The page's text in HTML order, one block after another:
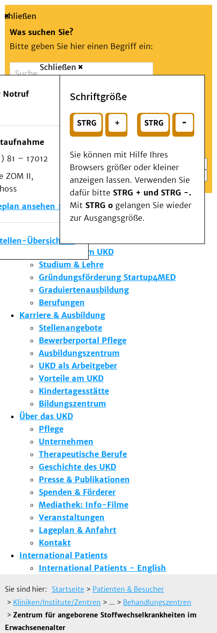
Suche
Schließen
Was suchen Sie?
Bitte geben Sie hier einen Begriff ein:
Suchen
oder
Wählen Sie ein Thema für Ihren Schnelleinstieg
Notfall
Schließen
Notruf
81 – 17012
ZOM II,
ansehen
Übersicht
Schriftgröße
Sie können mit Hilfe Ihres
Browsers größer oder kleiner
anzeigen lassen. Verwenden Sie
dafür bitte STRG + und STRG -.
Mit STRG o gelangen Sie wieder
zur Ausgangsgröße.
Menü
Patienten & Besucher
Kliniken/Institute/Zentren
Als Patient am UKD
Beratung und Unterstützung
Veranstaltungen
Kommunikation im Medizinwesen (KIM)
Notfall
Forschung & Lehre
Die Institute des UKD
Forschung am UKD
Studium & Lehre
Gründungsförderung Startup4MED
Graduiertenausbildung
Berufungen
Karriere & Ausbildung
Stellenangebote
Bewerberportal Pflege
Ausbildungszentrum
UKD als Arbeitgeber
Vorteile am UKD
Kindertagesstätte
Bildungszentrum
Über das UKD
Pflege
Unternehmen
Therapeutische Berufe
Geschichte des UKD
Presse & Publikationen
Spenden & Förderer
Mediathek: Info-Filme
Veranstaltungen
Lageplan & Anfahrt
Kontakt
International Patients
International Patients - English
Sie sind hier: Startseite > Patienten & Besucher
> Kliniken/Institute/Zentren > ... > Behandlungszentren
> Zentrum für angeborene Stoffwechselkrankheiten im
Erwachsenenalter